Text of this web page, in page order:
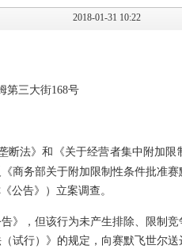
2018-01-31 10:22
第三大街168号
断法》和《关于经营者集中附加
商务部关于附加限制性条件批准
公告》）立案调查。
，但该行为未产生排除、限制竞
试行）》的规定，向赛默飞世尔